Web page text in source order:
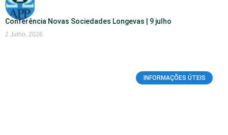
Conferência Novas Sociedades Longevas | 9 julho
2 Julho, 2026
INFORMAÇÕES ÚTEIS